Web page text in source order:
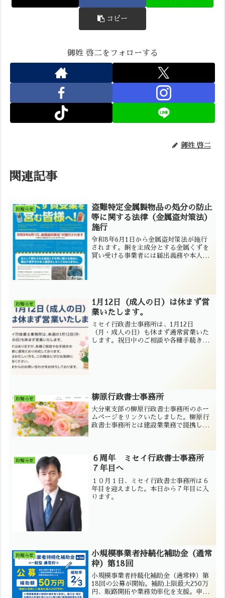
コピー
御姓 啓二をフォローする
御姓 啓二
関連記事
お知らせ
盗難特定金属製物品の処分の防止
等に関する法律（金属盗対策法）
施行
令和8年6月1日から金属盗対策法が施行
されます。銅を主成分とする金属くずを
買い受ける事業者には届出義務や本人確
お知らせ
1月12日（成人の日）は休まず営
業いたします。
ミセイ行政書士事務所は、1月12日
（月・成人の日）も休まず通常営業いた
します。祝日中のご相談や各種手続きの
お知らせ 柳原行政書士事務所
大分東支部の柳原行政書士事務所のホー
ムページをリンクいたしました。柳原行
政書士事務所とは建設業業務で提携して
お知らせ
６周年 ミセイ行政書士事務所
７年目へ
１０月１日、ミセイ行政書士事務所は６
年目を迎えました。本日から７年目に入
ります。
お知らせ
小規模事業者持続化補助金（通常
枠）第18回
小規模事業者持続化補助金（通常枠）第
18回の公募が開始。補助上限最大250万
円、販路開拓や業務効率化を支援。申請